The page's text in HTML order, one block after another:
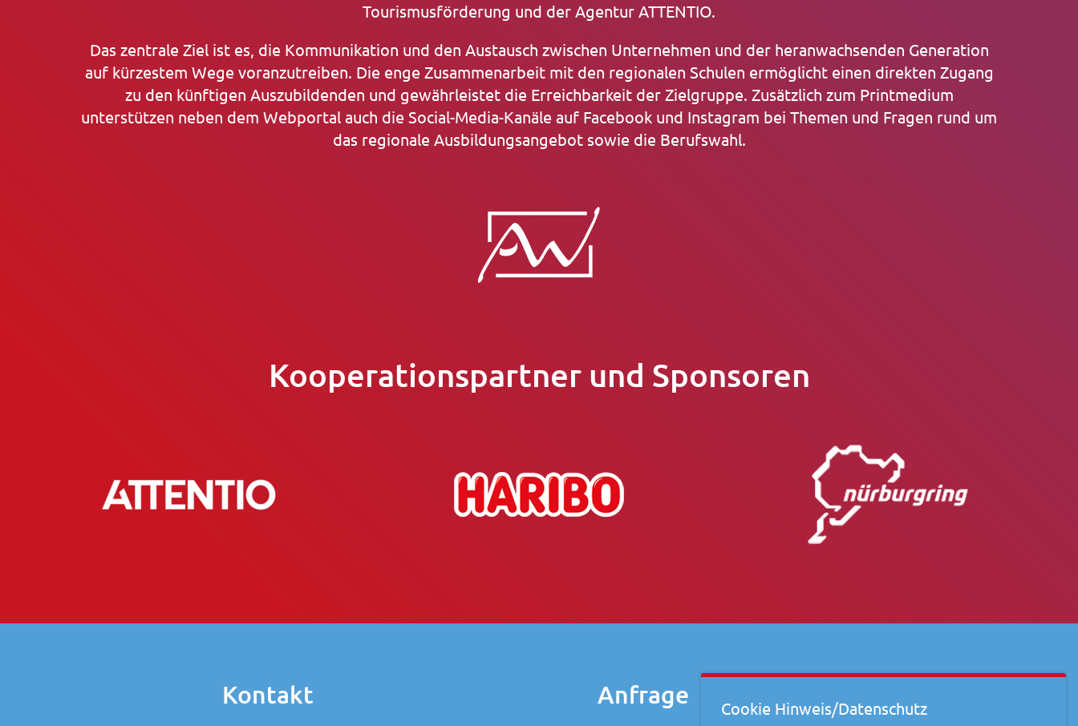
Tourismusförderung und der Agentur ATTENTIO.
Das zentrale Ziel ist es, die Kommunikation und den Austausch zwischen Unternehmen und der heranwachsenden Generation
auf kürzestem Wege voranzutreiben. Die enge Zusammenarbeit mit den regionalen Schulen ermöglicht einen direkten Zugang
zu den künftigen Auszubildenden und gewährleistet die Erreichbarkeit der Zielgruppe. Zusätzlich zum Printmedium
unterstützen neben dem Webportal auch die Social-Media-Kanäle auf Facebook und Instagram bei Themen und Fragen rund um
das regionale Ausbildungsangebot sowie die Berufswahl.
Kooperationspartner und Sponsoren
Kontakt Anfrage Cookie Hinweis/Datenschutz